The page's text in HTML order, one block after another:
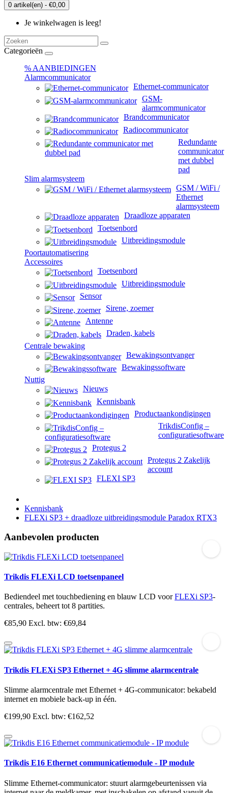
0 artikel(en) - €0,00
Je winkelwagen is leeg!
Categorieën
% AANBIEDINGEN
Alarmcommunicator
Ethernet-communicator
GSM-
alarmcommunicator
Brandcommunicator
Radiocommunicator
Redundante
communicator
met dubbel
pad
Slim alarmsysteem
GSM / WiFi /
Ethernet
alarmsysteem
Draadloze apparaten
Toetsenbord
Uitbreidingsmodule
Poortautomatisering
Accessoires
Toetsenbord
Uitbreidingsmodule
Sensor
Sirene, zoemer
Antenne
Draden, kabels
Centrale bewaking
Bewakingsontvanger
Bewakingssoftware
Nuttig
Nieuws
Kennisbank
Productaankondigingen
TrikdisConfig –
configuratiesoftware
Protegus 2
Protegus 2 Zakelijk
account
FLEXI SP3
Kennisbank
FLEXi SP3 + draadloze uitbreidingsmodule Paradox RTX3
Aanbevolen producten
Trikdis FLEXi LCD toetsenpaneel
Bediendeel met touchbediening en blauw LCD voorFLEXi SP3-
centrales, beheert tot 8 partities.
€85,90 Excl. btw: €69,84
Trikdis FLEXi SP3 Ethernet + 4G slimme alarmcentrale
Slimme alarmcentrale met Ethernet + 4G-communicator: bekabeld
internet en mobiele back-up in één.
€199,90 Excl. btw: €162,52
Trikdis E16 Ethernet communicatiemodule - IP module
Slimme Ethernet-communicator: stuurt alarmgebeurtenissen via